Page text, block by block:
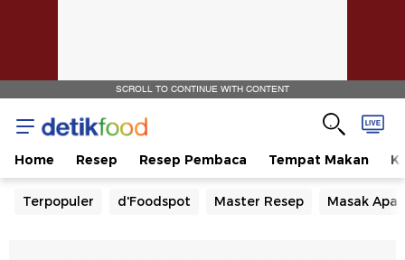
SCROLL TO CONTINUE WITH CONTENT
Home Resep Resep Pembaca Tempat Makan
Terpopuler d'Foodspot Master Resep Masak Apa